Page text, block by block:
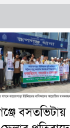
বসতভিটায়